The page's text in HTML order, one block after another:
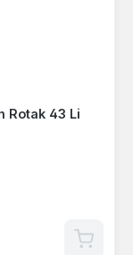
Rotak 43 Li